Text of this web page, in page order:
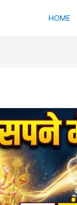
HOME